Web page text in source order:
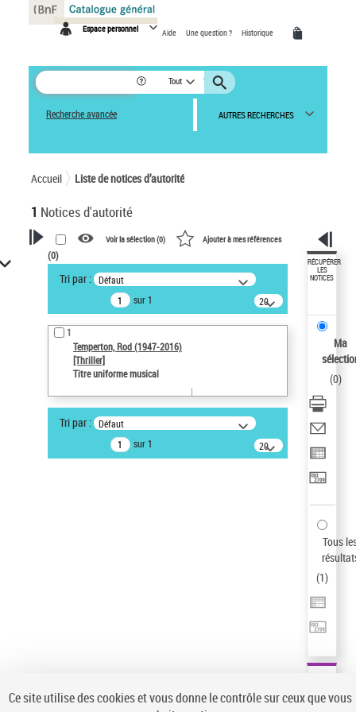
Espace personnel Aide Une question ? Historique
Tout
Recherche avancée AUTRES RECHERCHES
Accueil Liste de notices d’autorité
1 Notices d'autorité
VOTRE RECHERCHE
Recherche avancée dans les
notices d’autorité
Œuvres liées à l'auteur :
Temperton, Rod (1947-2016)
Statut de la notice d’autorité
Notice élémentaire
Type de notice d'autorité
Voir la sélection (0) Ajouter à mes références
(0)
Tri par : Défaut
sur 1
20
résultats/page
1
Temperton, Rod (1947-2016)
[Thriller]
Titre uniforme musical
Tri par : Défaut
sur 1
20
résultats/page
RÉCUPÉRER
LES
NOTICES
Ma
(0)
Tous
(1)
Panneau de gestion des cookies
Ce site utilise des cookies et vous donne le contrôle sur ceux que vous